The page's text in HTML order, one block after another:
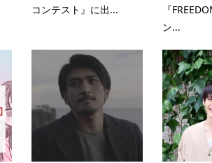
コンテスト』に出...
『
ン...